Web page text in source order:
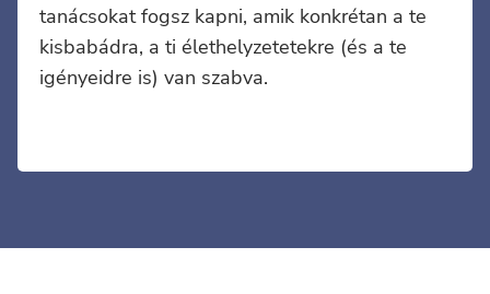
tanácsokat fogsz kapni, amik konkrétan a te
kisbabádra, a ti élethelyzetetekre (és a te
igényeidre is) van szabva.